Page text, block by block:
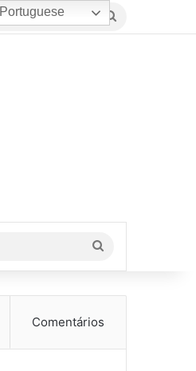
por
Comentários
Portuguese